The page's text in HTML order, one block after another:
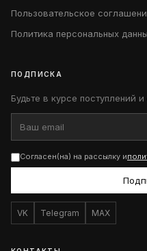
Пользовательское
Политика персональных
ПОДПИСКА
Будьте в курсе поступлений и
Согласен(на) на рассылку и
VK Telegram MAX